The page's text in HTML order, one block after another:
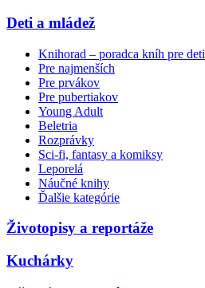
Deti a mládež
Knihorad – poradca kníh pre deti
Pre najmenších
Pre prvákov
Pre pubertiakov
Young Adult
Beletria
Rozprávky
Sci-fi, fantasy a komiksy
Leporelá
Náučné knihy
Ďalšie kategórie
Životopisy a reportáže
Kuchárky